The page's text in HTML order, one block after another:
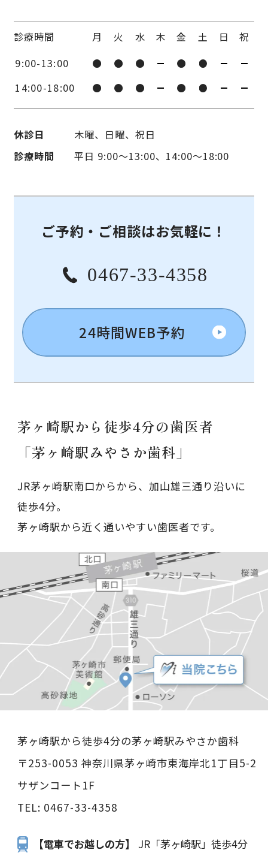
診療時間 月 火 水 木 金 土 日
祝
9:00-13:00
14:00-18:00
休診日
木曜、日曜、祝日
診療時間
平日 9:00〜13:00、14:00〜18:00
ご予約・ご相談はお気軽に！
0467-33-4358
24時間WEB予約
茅ヶ崎駅から徒歩4分の歯医者
「茅ヶ崎駅みやさか歯科」
JR茅ヶ崎駅南口からから、加山雄三通り沿いに
徒歩4分。
茅ヶ崎駅から近く通いやすい歯医者です。
茅ヶ崎駅から徒歩4分の茅ヶ崎駅みやさか歯科
〒253-0053 神奈川県茅ヶ崎市東海岸北1丁目5-2
サザンコート1F
TEL: 0467-33-4358
【電車でお越しの方】 JR「茅ヶ崎駅」徒歩4分